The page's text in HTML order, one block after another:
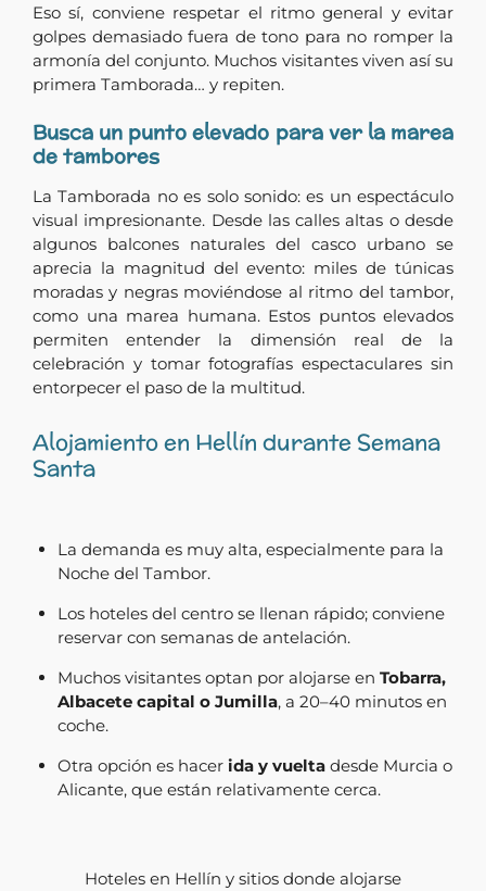
Eso sí, conviene respetar el ritmo general y evitar
golpes demasiado fuera de tono para no romper la
armonía del conjunto. Muchos visitantes viven así su
primera Tamborada… y repiten.
Busca un punto elevado para ver la marea
de tambores
La Tamborada no es solo sonido: es un espectáculo
visual impresionante. Desde las calles altas o desde
algunos balcones naturales del casco urbano se
aprecia la magnitud del evento: miles de túnicas
moradas y negras moviéndose al ritmo del tambor,
como una marea humana. Estos puntos elevados
permiten entender la dimensión real de la
celebración y tomar fotografías espectaculares sin
entorpecer el paso de la multitud.
Alojamiento en Hellín durante Semana
Santa
La demanda es muy alta, especialmente para la
Noche del Tambor.
Los hoteles del centro se llenan rápido; conviene
reservar con semanas de antelación.
Muchos visitantes optan por alojarse en Tobarra,
Albacete capital o Jumilla, a 20–40 minutos en
coche.
Otra opción es hacer ida y vueltadesde Murcia o
Alicante, que están relativamente cerca.
Hoteles en Hellín y sitios donde alojarse